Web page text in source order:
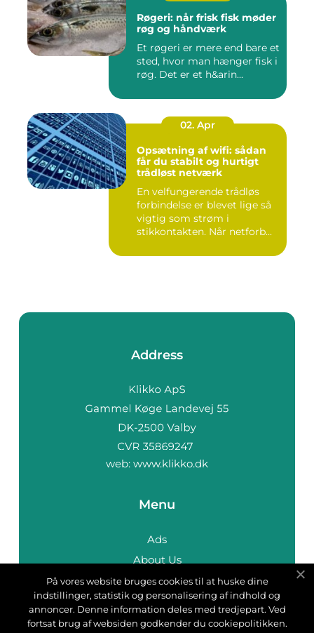
Røgeri: når frisk fisk møder
røg og håndværk
Et røgeri er mere end bare et
sted, hvor man hænger fisk i
røg. Det er et h&arin...
02. Apr
Opsætning af wifi: sådan
får du stabilt og hurtigt
trådløst netværk
En velfungerende trådløs
forbindelse er blevet lige så
vigtig som strøm i
stikkontakten. Når netforb...
Address
web: www.klikko.dk
Menu
Ads
About Us
Cookies
Contact
Sitemap
På vores website bruges cookies til at huske dine
indstillinger, statistik og personalisering af indhold og
annoncer. Denne information deles med tredjepart. Ved
fortsat brug af websiden godkender du cookiepolitikken.